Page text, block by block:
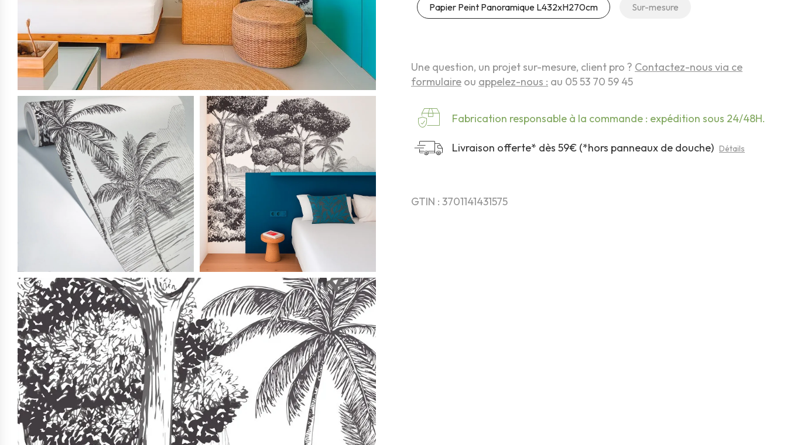
Papier Peint Panoramique L432xH270cm Sur-mesure
Une question, un projet sur-mesure, client pro ? Contactez-nous via ce
formulaire ou appelez-nous : au 05 53 70 59 45
Fabrication responsable à la commande : expédition sous 24/48H.
Livraison offerte* dès 59€ (*hors panneaux de douche) Détails
GTIN : 3701141431575